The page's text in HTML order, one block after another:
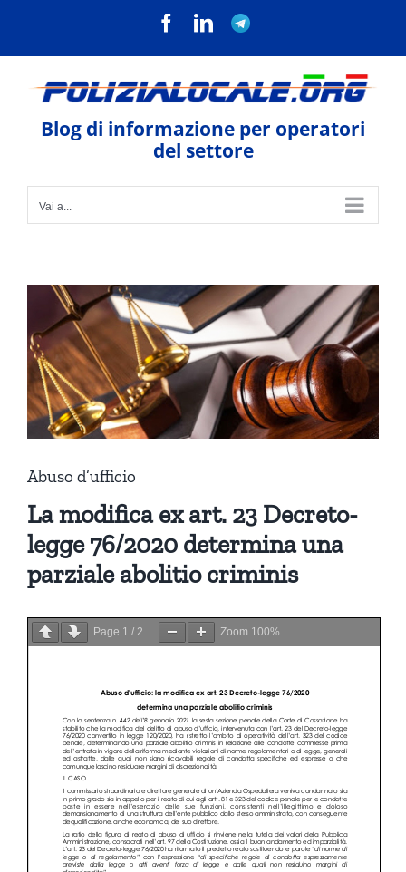
contenuto
Facebook
LinkedIn
Telegram
Blog di informazione per operatori
del settore
Vai a...
Ingrandisci
immagine
Abuso d’ufficio
La modifica ex art. 23 Decreto-
legge 76/2020 determina una
parziale abolitio criminis
Page 1 / 2 Zoom 100%